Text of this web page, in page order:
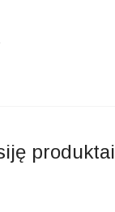
produktai